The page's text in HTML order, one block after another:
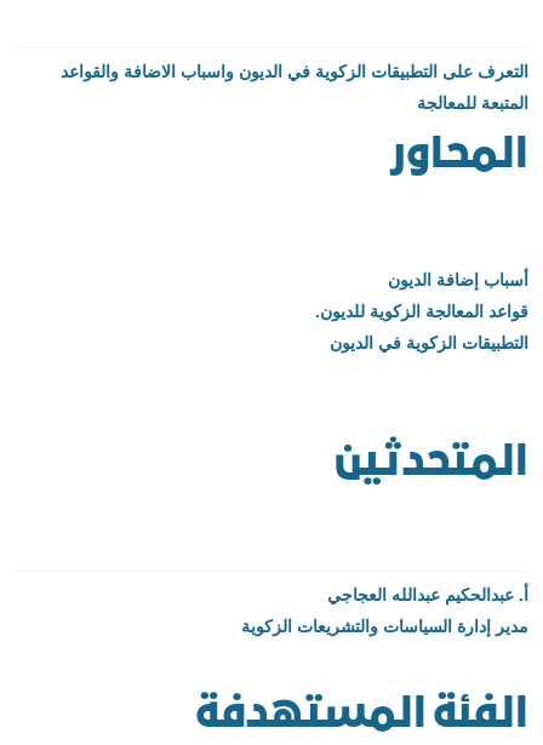
التعرف على التطبيقات الزكوية في الديون واسباب الاضافة والقواعد
المتبعة للمعالجة
المحاور
أسباب إضافة الديون
قواعد المعالجة الزكوية للديون.
التطبيقات الزكوية في الديون
المتحدثين
أ. عبدالحكيم عبدالله العجاجي
مدير إدارة السياسات والتشريعات الزكوية
الفئة المستهدفة